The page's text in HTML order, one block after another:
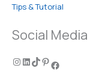
Tips & Tutorial
Social Media